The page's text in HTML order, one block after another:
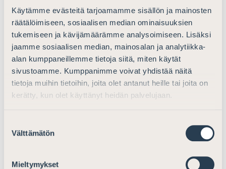
Käytämme evästeitä tarjoamamme sisällön ja mainosten
räätälöimiseen, sosiaalisen median ominaisuuksien
tukemiseen ja kävijämäärämme analysoimiseen. Lisäksi
jaamme sosiaalisen median, mainosalan ja analytiikka-
alan kumppaneillemme tietoja siitä, miten käytät
sivustoamme. Kumppanimme voivat yhdistää näitä
tietoja muihin tietoihin, joita olet antanut heille tai joita on
kerätty, kun olet käyttänyt heidän palvelujaan.
valinta
Välttämätön
Mieltymykset
momenttiin esitettyä lisäystä väkivaltariskin uusimisen
arvioinnista tarkoituksenmukaisena ja toteaa, että
käytännössä Helsingin hovioikeus on
ratkaisukäytännössään kiinnittänyt muun ohella
huomiota juuri kyseiseen seikkaan. Kyse on käytännön
tasolla oikeuskäytännön kirjaamisesta lakiin.
Riskiarviolle ei luonnollisesti tule antaa lainsäädännössä
määräävää asemaa vaan sen tulisi Asianajajaliiton